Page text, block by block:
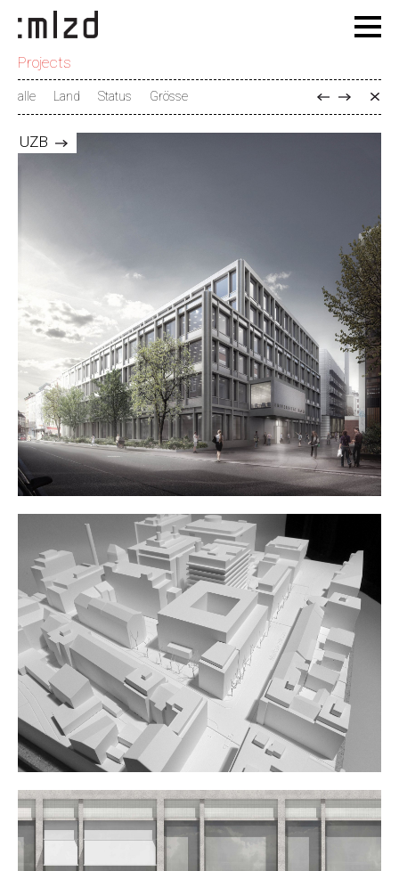
Projects
alle Land Status Grösse
UZB